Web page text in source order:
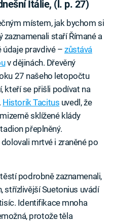
Itálie, (l. p. 27)
místem, jak bychom si
zaznamenali staří Římané a
údaje pravdivé –zůstává
v dějinách. Dřevěný
27 našeho letopočtu
kteří se přišli podívat na
Historik Tacitus uvedl, že
sklížené klády
přeplněný.
mrtvé i zraněné po
podrobně zaznamenali,
střízlivější Suetonius uvádí
Identifikace mnoha
protože těla